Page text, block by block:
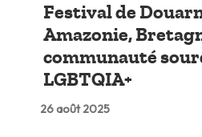
Festival de
Amazonie,
communauté
LGBTQIA+
26 août 2025